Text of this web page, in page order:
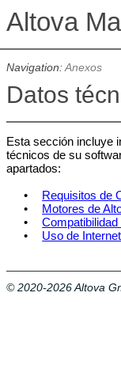
Navigation:Anexos
Datos
Esta sección incluye
técnicos de su
apartados:
•
Requisitos de
•
Motores de
•
•
Uso de Internet
© 2020-2026 Altova